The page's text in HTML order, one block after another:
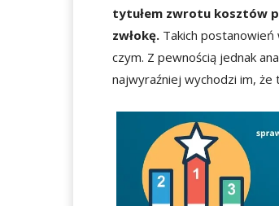
tytułem zwrotu kosztów
zwłokę. Takich postanowień
czym. Z pewnością jednak
najwyraźniej wychodzi im, że